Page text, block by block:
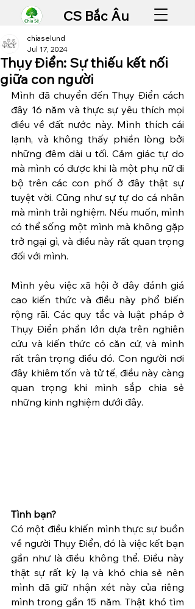
CS Bắc Âu
Thụy Điển: Sự thiếu kết nối
giữa con người
chiaselund
Jul 17, 2024
Mình đã chuyển đến Thụy Điển cách
đây 16 năm và thực sự yêu thích mọi
điều về đất nước này. Mình thích cái
lạnh, và không thấy phiền lòng bởi
những đêm dài u tối. Cảm giác tự do
mà mình có được khi là một phụ nữ đi
bộ trên các con phố ở đây thật sự
tuyệt vời. Cũng như sự tự do cá nhân
mà mình trải nghiệm. Nếu muốn, mình
có thể sống một mình mà không gặp
trở ngại gì, và điều này rất quan trọng
đối với mình.
Mình yêu việc xã hội ở đây đánh giá
cao kiến thức và điều này phổ biến
rộng rãi. Các quy tắc và luật pháp ở
Thụy Điển phần lớn dựa trên nghiên
cứu và kiến thức có căn cứ, và mình
rất trân trọng điều đó. Con người nơi
đây khiêm tốn và tử tế, điều này càng
quan trọng khi mình sắp chia sẻ
những kinh nghiệm dưới đây.
Tình bạn?
Có một điều khiến mình thực sự buồn
về người Thụy Điển, đó là việc kết bạn
gần như là điều không thể. Điều này
thật sự rất kỳ lạ và khó chia sẻ nên
mình đã giữ nhận xét này của riêng
mình trong gần 15 năm. Thật khó tìm